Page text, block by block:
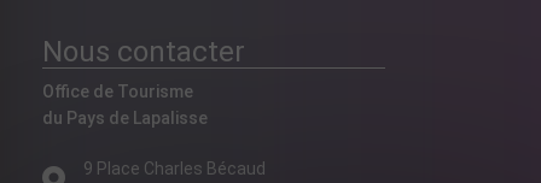
Nous contacter
Office de Tourisme
du Pays de Lapalisse
9 Place Charles Bécaud